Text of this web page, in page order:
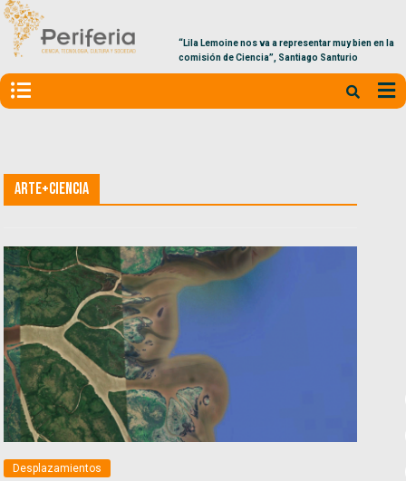
“Lila Lemoine nos va a representar muy bien en la
comisión de Ciencia”, Santiago Santurio
Arte+Ciencia
Desplazamientos